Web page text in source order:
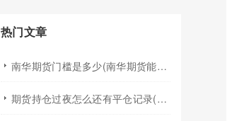
热门文章
南华期货门槛是多少(南华期货能做国际期货吗)
期货持仓过夜怎么还有平仓记录(期货持仓过夜手续费)